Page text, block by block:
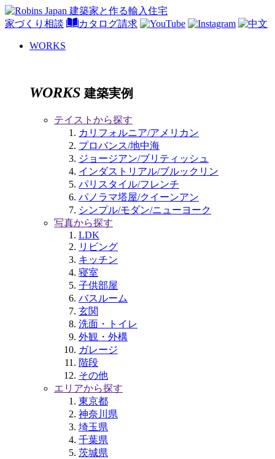
家づくり相談 カタログ請求
WORKS
WORKS 建築実例
テイストから探す
カリフォルニア/アメリカン
プロバンス/地中海
ジョージアン/ブリティッシュ
インダストリアル/ブルックリン
パリスタイル/フレンチ
パノラマ塔屋/クイーンアン
シンプル/モダン/ニューヨーク
写真から探す
LDK
リビング
キッチン
寝室
子供部屋
バスルーム
玄関
洗面・トイレ
外観・外構
ガレージ
階段
その他
エリアから探す
東京都
神奈川県
埼玉県
千葉県
茨城県